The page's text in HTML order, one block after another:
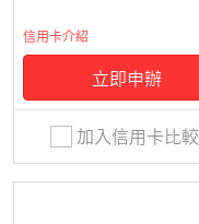
信用卡介紹
立即申辦
加入信用卡比較